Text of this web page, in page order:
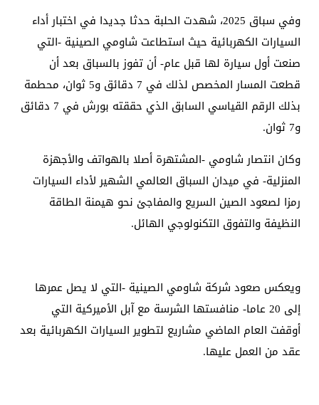
وفي سباق 2025، شهدت الحلبة حدثا جديدا في اختبار أداء
السيارات الكهربائية حيث استطاعت شاومي الصينية -التي
صنعت أول سيارة لها قبل عام- أن تفوز بالسباق بعد أن
قطعت المسار المخصص لذلك في 7 دقائق و5 ثوان، محطمة
بذلك الرقم القياسي السابق الذي حققته بورش في 7 دقائق
و7 ثوان.
وكان انتصار شاومي -المشتهرة أصلا بالهواتف والأجهزة
المنزلية- في ميدان السباق العالمي الشهير لأداء السيارات
رمزا لصعود الصين السريع والمفاجئ نحو هيمنة الطاقة
النظيفة والتفوق التكنولوجي الهائل.
ويعكس صعود شركة شاومي الصينية -التي لا يصل عمرها
إلى 20 عاما- منافستها الشرسة مع آبل الأميركية التي
أوقفت العام الماضي مشاريع لتطوير السيارات الكهربائية بعد
عقد من العمل عليها.